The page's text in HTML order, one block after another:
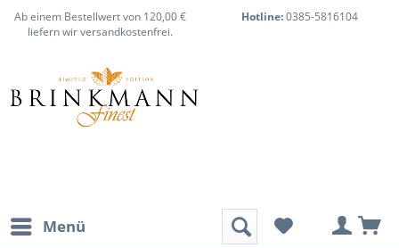
Ab einem Bestellwert von 120,00 €
liefern wir versandkostenfrei.
Hotline:0385-5816104
Menü